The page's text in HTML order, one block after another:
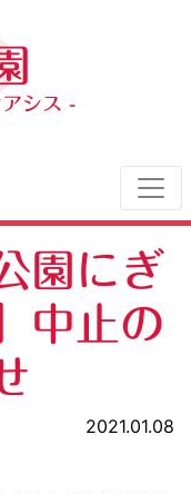
シス -
園にぎ
中止の
2021.01.08